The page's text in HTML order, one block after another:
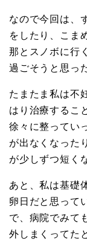
なので今回は、
をしたり、こま
那とスノボに行
過ごそうと思っ
たまたま私は不
はり治療するこ
徐々に整ってい
が出なくなった
が少しずつ短く
あと、私は基礎
卵日だと思って
で、病院でみて
外しまくってた